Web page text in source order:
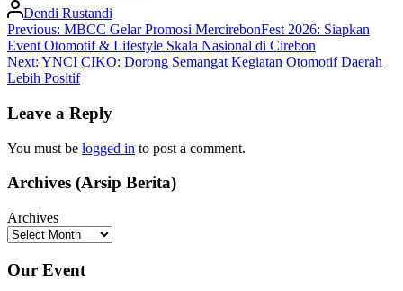
Dendi Rustandi
Post
navigation
Previous: MBCC Gelar Promosi MercirebonFest 2026: Siapkan
Event Otomotif & Lifestyle Skala Nasional di Cirebon
Next: YNCI CIKO: Dorong Semangat Kegiatan Otomotif Daerah
Lebih Positif
Leave a Reply
You must be logged in to post a comment.
Archives (Arsip Berita)
Archives
Our Event